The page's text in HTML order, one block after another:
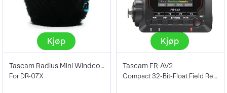
Kjøp
Tascam Radius Mini Windcover
For DR-07X
Kjøp
Tascam FR-AV2
Compact 32-Bit-Float Field Recorder